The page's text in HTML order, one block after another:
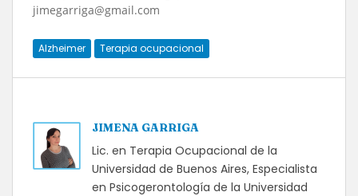
jimegarriga@gmail.com
Alzheimer Terapia ocupacional
JIMENA GARRIGA
Lic. en Terapia Ocupacional de la
Universidad de Buenos Aires, Especialista
en Psicogerontología de la Universidad